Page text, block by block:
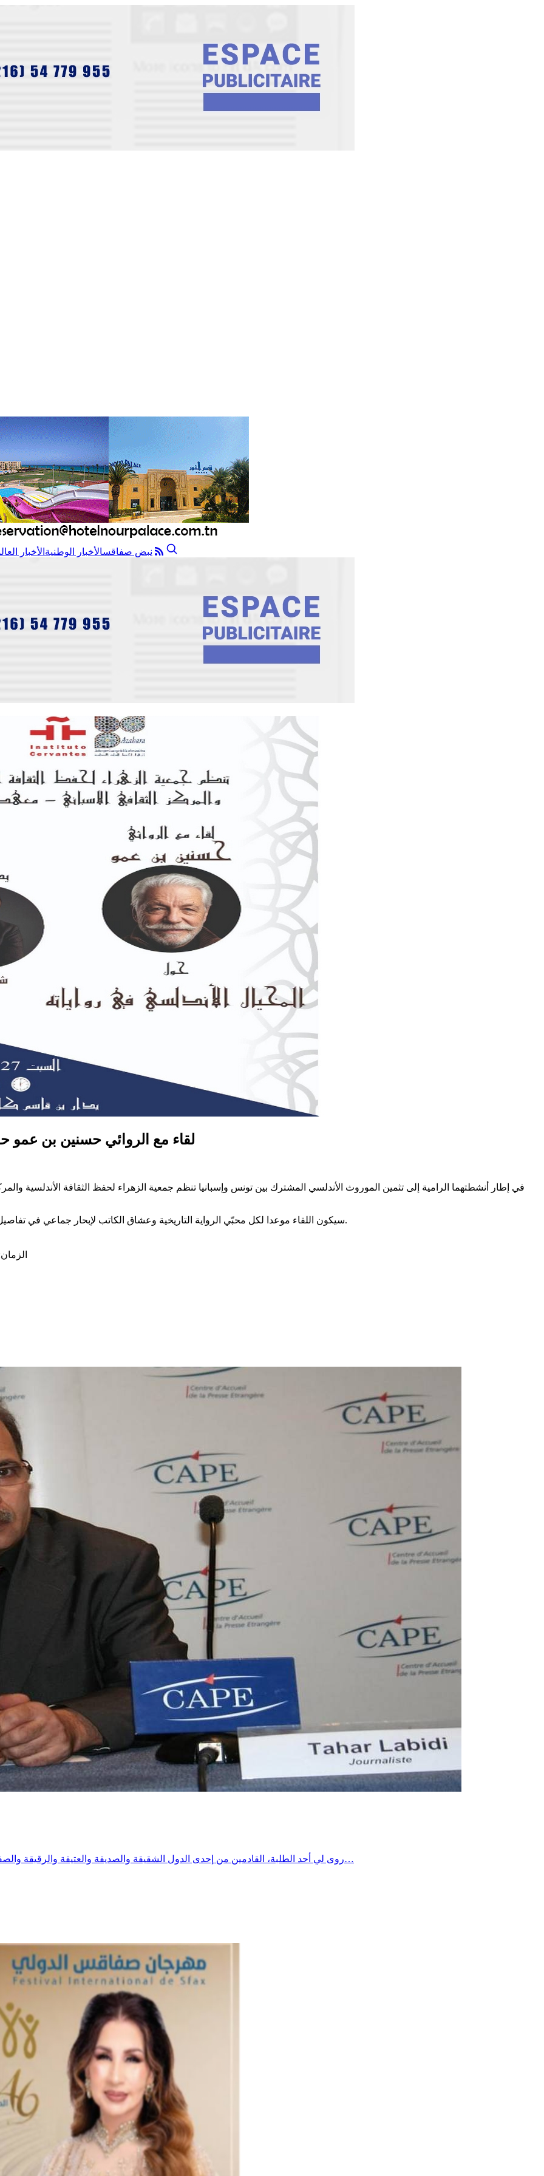
نبض صفاقسالأخبار الوطنية الأخبار
لقاء مع الروائي حسنين بن عمو
في إطار أنشطتهما الرامية إلى تثمين الموروث الأندلسي المشترك بين تونس وإسبانيا تنظم جمعية الزهراء لحفظ الثقافة الأندلسية
سيكون اللقاء موعدا لكل محبّي الرواية التاريخية وعشاق الكاتب لإبحار جماعي في تفاصيل ذاكرة مشتركة عبر ثنايا الحقيقة التاريخية في امتزاجها بخيال الكاتب.
الزمان: السبت 27 جوان 2026
✍️ روى لي أحد الطلبة، القادمين من إحدى الدول الشقيقة والصديقة والعتيقة والرقيقة والصفيقة، والذي جاء يواصل دراسته العليا في « باريس » قال لي: ✍️ يا…